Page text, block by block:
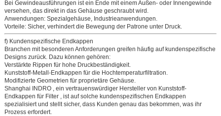
Bei Gewindeausführungen ist ein Ende mit einem Außen- oder Innengewinde
versehen, das direkt in das Gehäuse geschraubt wird.
Anwendungen:Spezialgehäuse, Industrieanwendungen.
Vorteile:Sicher, verhindert die Bewegung der Patrone unter Druck.
f) Kundenspezifische Endkappen
Branchen mit besonderen Anforderungen greifen häufig aufkundenspezifische
Designszurück. Dazu können gehören:
Verstärkte Rippen für hohe Druckbeständigkeit.
Kunststoff-Metall-Endkappen für die Hochtemperaturfiltration.
Modifizierte Geometrien für proprietäre Gehäuse.
Shanghai INDRO, ein vertrauenswürdiger Hersteller von Kunststoff-
Endkappen für Filter, ist auf solche kundenspezifischen Endkappen
spezialisiert und stellt sicher, dass Kunden genau das bekommen, was ihr
Prozess erfordert.